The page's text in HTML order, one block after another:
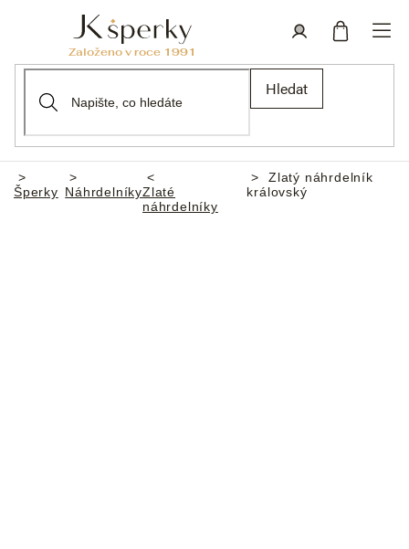
Hledat
Domů
Šperky NáhrdelníkyZlaté
náhrdelníky
Zlatý náhrdelník
královský